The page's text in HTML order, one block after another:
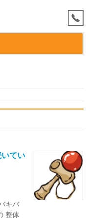
てい
キバ
整体